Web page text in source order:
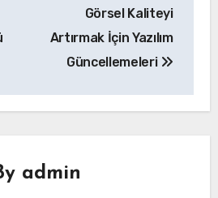
Görsel Kaliteyi
Artırmak İçin Yazılım
Güncellemeleri
admin